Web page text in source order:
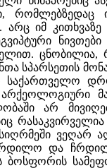
რომლებზედაც
არც იმ
სპარსეთის
საქართველო
არქეოლოგიური
არ
სიღრმეში ვეღარ
და
ბოსფორის